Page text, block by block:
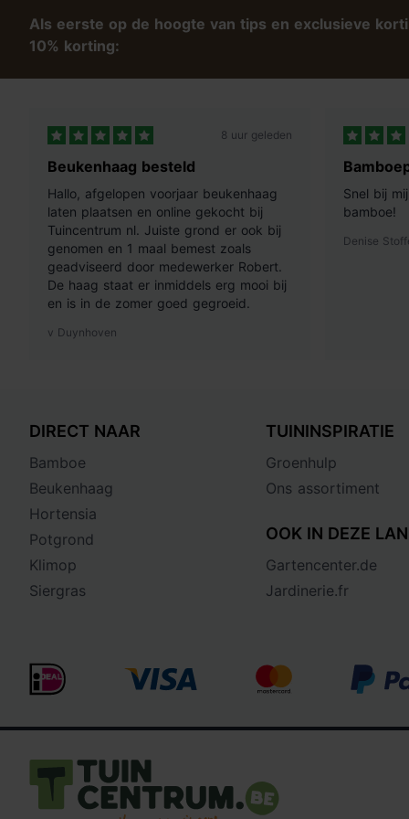
Als eerste op de hoogte van tips en exclusieve
10% korting:
8 uur geleden
Beukenhaag besteld
Hallo, afgelopen voorjaar beukenhaag
laten plaatsen en online gekocht bij
Tuincentrum nl. Juiste grond er ook bij
genomen en 1 maal bemest zoals
geadviseerd door medewerker Robert.
De haag staat er inmiddels erg mooi bij
en is in de zomer goed gegroeid.
v Duynhoven
Snel bij
bamboe!
Denise
DIRECT NAAR
Bamboe
Beukenhaag
Hortensia
Potgrond
Klimop
Siergras
TUININSPIRATIE
Groenhulp
Ons assortiment
OOK IN DEZE
Gartencenter.de
Jardinerie.fr